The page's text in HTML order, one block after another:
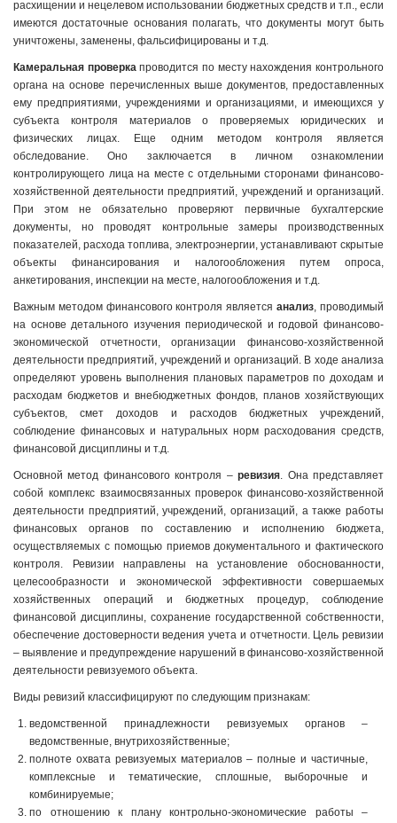
расхищении и нецелевом использовании бюджетных средств и т.п., если
имеются достаточные основания полагать, что документы могут быть
уничтожены, заменены, фальсифицированы и т.д.
Камеральная проверкапроводится по месту нахождения контрольного
органа на основе перечисленных выше документов, предоставленных
ему предприятиями, учреждениями и организациями, и имеющихся у
субъекта контроля материалов о проверяемых юридических и
физических лицах. Еще одним методом контроля является
обследование. Оно заключается в личном ознакомлении
контролирующего лица на месте с отдельными сторонами финансово-
хозяйственной деятельности предприятий, учреждений и организаций.
При этом не обязательно проверяют первичные бухгалтерские
документы, но проводят контрольные замеры производственных
показателей, расхода топлива, электроэнергии, устанавливают скрытые
объекты финансирования и налогообложения путем опроса,
анкетирования, инспекции на месте, налогообложения и т.д.
Важным методом финансового контроля являетсяанализ, проводимый
на основе детального изучения периодической и годовой финансово-
экономической отчетности, организации финансово-хозяйственной
деятельности предприятий, учреждений и организаций. В ходе анализа
определяют уровень выполнения плановых параметров по доходам и
расходам бюджетов и внебюджетных фондов, планов хозяйствующих
субъектов, смет доходов и расходов бюджетных учреждений,
соблюдение финансовых и натуральных норм расходования средств,
финансовой дисциплины и т.д.
Основной метод финансового контроля –ревизия. Она представляет
собой комплекс взаимосвязанных проверок финансово-хозяйственной
деятельности предприятий, учреждений, организаций, а также работы
финансовых органов по составлению и исполнению бюджета,
осуществляемых с помощью приемов документального и фактического
контроля. Ревизии направлены на установление обоснованности,
целесообразности и экономической эффективности совершаемых
хозяйственных операций и бюджетных процедур, соблюдение
финансовой дисциплины, сохранение государственной собственности,
обеспечение достоверности ведения учета и отчетности. Цель ревизии
– выявление и предупреждение нарушений в финансово-хозяйственной
деятельности ревизуемого объекта.
Виды ревизий классифицируют по следующим признакам:
ведомственной принадлежности ревизуемых органов –
ведомственные, внутрихозяйственные;
полноте охвата ревизуемых материалов – полные и частичные,
комплексные и тематические, сплошные, выборочные и
комбинируемые;
по отношению к плану контрольно-экономические работы –